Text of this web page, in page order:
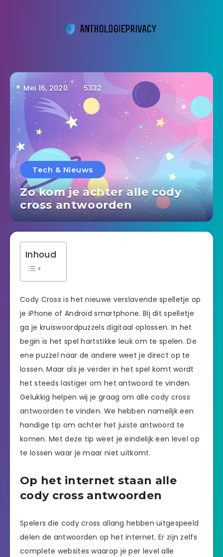
Mei 16, 2020 5332
Tech & Nieuws
Zo kom je achter alle cody
cross antwoorden
Inhoud
Cody Cross is het nieuwe verslavende spelletje op
je iPhone of Android smartphone. Bij dit spelletje
ga je kruiswoordpuzzels digitaal oplossen. In het
begin is het spel hartstikke leuk om te spelen. De
ene puzzel naar de andere weet je direct op te
lossen. Maar als je verder in het spel komt wordt
het steeds lastiger om het antwoord te vinden.
Gelukkig helpen wij je graag om alle cody cross
antwoorden te vinden. We hebben namelijk een
handige tip om achter het juiste antwoord te
komen. Met deze tip weet je eindelijk een level op
te lossen waar je maar niet uitkomt.
Op het internet staan alle
cody cross antwoorden
Spelers die cody cross allang hebben uitgespeeld
delen de antwoorden op het internet. Er zijn zelfs
complete websites waarop je per level alle